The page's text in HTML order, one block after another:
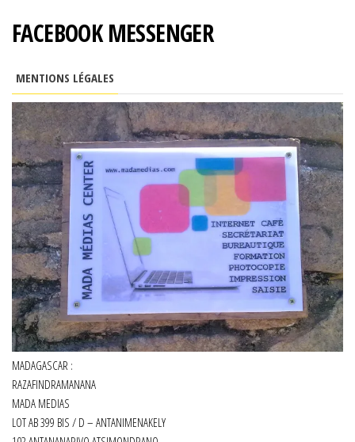
FACEBOOK MESSENGER
MENTIONS LÉGALES
MADAGASCAR :
RAZAFINDRAMANANA
MADA MEDIAS
LOT AB 399 BIS / D – ANTANIMENAKELY